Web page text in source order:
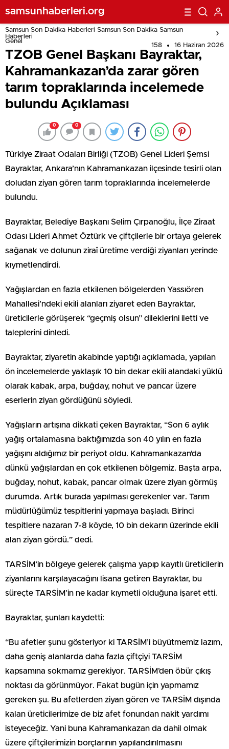
samsunhaberleri.org
Samsun Son Dakika Haberleri Samsun Son Dakika Samsun
Haberleri
Genel
158 16 Haziran 2026
TZOB Genel Başkanı Bayraktar,
Kahramankazan’da zarar gören
tarım topraklarında incelemede
bulundu Açıklaması
0 0
Türkiye Ziraat Odaları Birliği (TZOB) Genel Lideri Şemsi
Bayraktar, Ankara’nın Kahramankazan ilçesinde tesirli olan
doludan ziyan gören tarım topraklarında incelemelerde
bulundu.
Bayraktar, Belediye Başkanı Selim Çırpanoğlu, İlçe Ziraat
Odası Lideri Ahmet Öztürk ve çiftçilerle bir ortaya gelerek
sağanak ve dolunun ziraî üretime verdiği ziyanları yerinde
kıymetlendirdi.
Yağışlardan en fazla etkilenen bölgelerden Yassıören
Mahallesi’ndeki ekili alanları ziyaret eden Bayraktar,
üreticilerle görüşerek “geçmiş olsun” dileklerini iletti ve
taleplerini dinledi.
Bayraktar, ziyaretin akabinde yaptığı açıklamada, yapılan
ön incelemelerde yaklaşık 10 bin dekar ekili alandaki yüklü
olarak kabak, arpa, buğday, nohut ve pancar üzere
eserlerin ziyan gördüğünü söyledi.
Yağışların artışına dikkati çeken Bayraktar, “Son 6 aylık
yağış ortalamasına baktığımızda son 40 yılın en fazla
yağışını aldığımız bir periyot oldu. Kahramankazan’da
dünkü yağışlardan en çok etkilenen bölgemiz. Başta arpa,
buğday, nohut, kabak, pancar olmak üzere ziyan görmüş
durumda. Artık burada yapılması gerekenler var. Tarım
müdürlüğümüz tespitlerini yapmaya başladı. Birinci
tespitlere nazaran 7-8 köyde, 10 bin dekarın üzerinde ekili
alan ziyan gördü.” dedi.
TARSİM’in bölgeye gelerek çalışma yapıp kayıtlı üreticilerin
ziyanlarını karşılayacağını lisana getiren Bayraktar, bu
süreçte TARSİM’in ne kadar kıymetli olduğuna işaret etti.
Bayraktar, şunları kaydetti:
“Bu afetler şunu gösteriyor ki TARSİM’i büyütmemiz lazım,
daha geniş alanlarda daha fazla çiftçiyi TARSİM
kapsamına sokmamız gerekiyor. TARSİM’den öbür çıkış
noktası da görünmüyor. Fakat bugün için yapmamız
gereken şu. Bu afetlerden ziyan gören ve TARSİM dışında
kalan üreticilerimize de biz afet fonundan nakit yardımı
isteyeceğiz. Yani buna Kahramankazan da dahil olmak
üzere çiftçilerimizin borçlarının yapılandırılmasını